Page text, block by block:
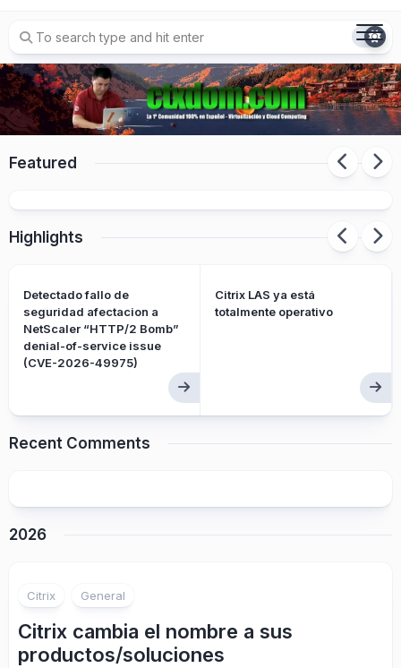
content
Featured
Highlights
Detectado fallo de
seguridad afectacion a
NetScaler “HTTP/2 Bomb”
denial-of-service issue
(CVE-2026-49975)
Citrix LAS ya está
totalmente operativo
Recent Comments
2026
Citrix General
Citrix cambia el nombre a sus
productos/soluciones